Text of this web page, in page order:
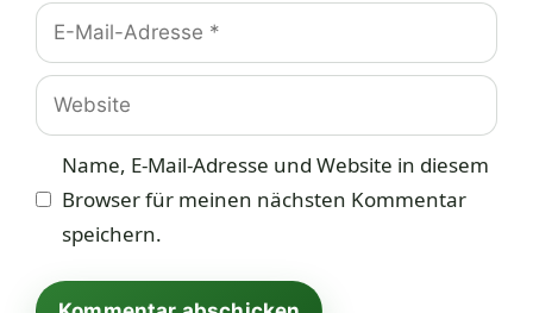
E-
Mail-
Adresse
Website
Name, E-Mail-Adresse und Website in diesem
Browser für meinen nächsten Kommentar
speichern.